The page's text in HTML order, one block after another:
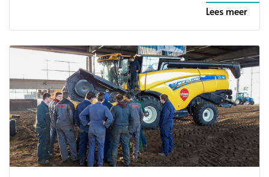
Lees meer